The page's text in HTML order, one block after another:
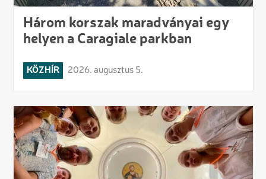
Három korszak maradványai egy
helyen a Caragiale parkban
KÖZHÍR 2026. augusztus 5.